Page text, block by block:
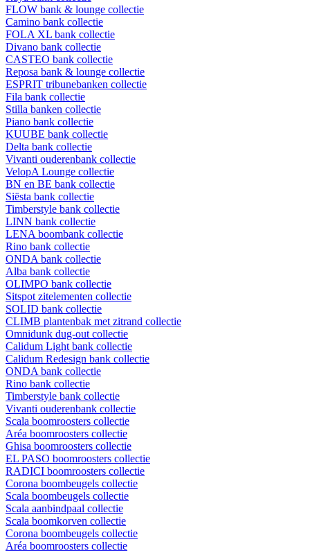
FLOW bank & lounge collectie
Camino bank collectie
FOLA XL bank collectie
Divano bank collectie
CASTEO bank collectie
Reposa bank & lounge collectie
ESPRIT tribunebanken collectie
Fila bank collectie
Stilla banken collectie
Piano bank collectie
KUUBE bank collectie
Delta bank collectie
Vivanti ouderenbank collectie
VelopA Lounge collectie
BN en BE bank collectie
Siësta bank collectie
Timberstyle bank collectie
LINN bank collectie
LENA boombank collectie
Rino bank collectie
ONDA bank collectie
Alba bank collectie
OLIMPO bank collectie
Sitspot zitelementen collectie
SOLID bank collectie
CLIMB plantenbak met zitrand collectie
Omnidunk dug-out collectie
Calidum Light bank collectie
Calidum Redesign bank collectie
ONDA bank collectie
Rino bank collectie
Timberstyle bank collectie
Vivanti ouderenbank collectie
Scala boomroosters collectie
Aréa boomroosters collectie
Ghisa boomroosters collectie
EL PASO boomroosters collectie
RADICI boomroosters collectie
Corona boombeugels collectie
Scala boombeugels collectie
Scala aanbindpaal collectie
Scala boomkorven collectie
Corona boombeugels collectie
Aréa boomroosters collectie